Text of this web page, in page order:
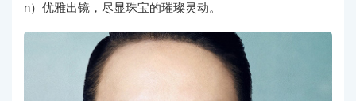
n）优雅出镜，尽显珠宝的璀璨灵动。